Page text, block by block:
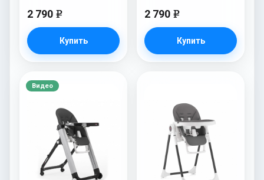
2 790 e
Купить
2 790 e
Купить
Видео